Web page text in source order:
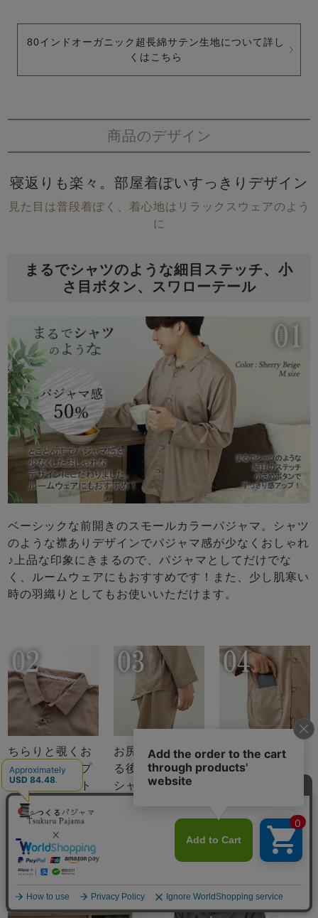
メニュー
80インドオーガニック超長綿サテン生地について詳し
くはこちら
商品のデザイン
寝返りも楽々。部屋着ぽいすっきりデザイン
見た目は普段着ぽく、着心地はリラックスウェアのよう
に
まるでシャツのような細目ステッチ、小
さ目ボタン、スワローテール
ベーシックな前開きのスモールカラーパジャマ。シャツ
のような襟ありデザインでパジャマ感が少なくおしゃれ
♪上品な印象にきまるので、パジャマとしてだけでな
く、ルームウェアにもおすすめです！また、少し肌寒い
時の羽織りとしてもお使いいただけます。
ちらりと覗くお
しゃれなテープ
のワンポイント
（全色同色）
お尻が少し隠れ
る後ろすそ丈。
シャツのスワロ
スマホも入るポ
ケットつき